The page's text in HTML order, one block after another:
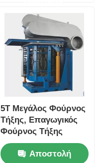
5T Μεγάλος Φούρνος
Τήξης, Επαγωγικός
Φούρνος Τήξης
3000KW Ονομαστική
Ισχύς
Αποστολή